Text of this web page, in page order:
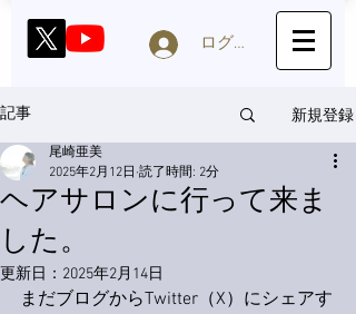
ログイン
記事 新規登録
ヘアサロンに行って来ま
した。
尾崎亜美
2025年2月12日 読了時間: 2分
更新日： 2025年2月14日
まだブログからTwitter（X）にシェアす